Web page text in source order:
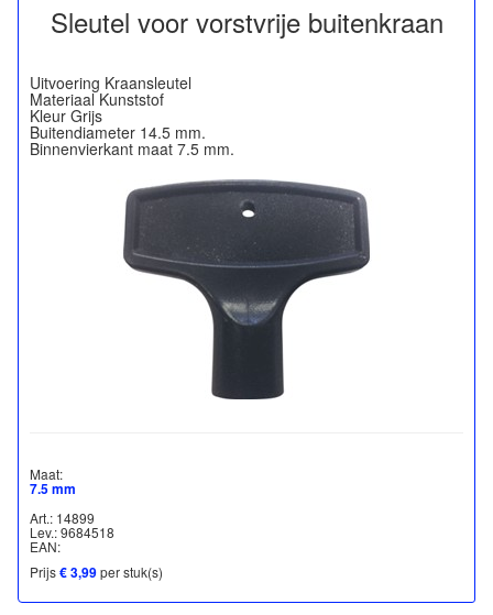
Sleutel voor vorstvrije buitenkraan
Uitvoering Kraansleutel
Materiaal Kunststof
Kleur Grijs
Buitendiameter 14.5 mm.
Maat:
7.5 mm
Art.: 14899
Lev.: 9684518
EAN:
Prijs€ 3,99per stuk(s)